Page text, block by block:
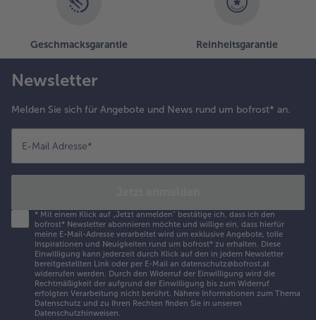
Geschmacksgarantie Reinheitsgarantie
Newsletter
Melden Sie sich für Angebote und News rund um bofrost* an.
E-Mail Adresse*
* Mit einem Klick auf „Jetzt anmelden" bestätige ich, dass ich den
bofrost* Newsletter abonnieren möchte und willige ein, dass hierfür
meine E-Mail-Adresse verarbeitet wird um exklusive Angebote, tolle
Inspirationen und Neuigkeiten rund um bofrost* zu erhalten. Diese
Einwilligung kann jederzeit durch Klick auf den in jedem Newsletter
bereitgestellten Link oder per E-Mail an datenschutz@bofrost.at
widerrufen werden. Durch den Widerruf der Einwilligung wird die
Rechtmäßigkeit der aufgrund der Einwilligung bis zum Widerruf
erfolgten Verarbeitung nicht berührt. Nähere Informationen zum Thema
Datenschutz und zu Ihren Rechten finden Sie in unseren
Datenschutzhinweisen.